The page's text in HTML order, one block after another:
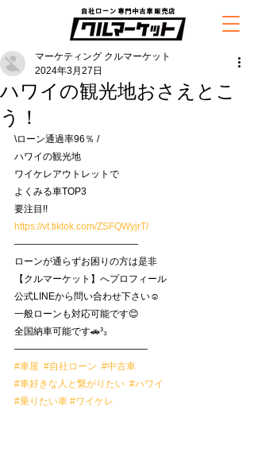
自社ローン専門中古車販売店
ハワイの観光地おさえとこ
う！
マーケティング クルマーケット
2024年3月27日
\ローン通過率96％ /
ハワイの観光地
ワイケレアウトレットで
よくみる車TOP3
要注目!!
https://vt.tiktok.com/ZSFQWyjrT/
—————————————
ローンが通らずお困りの方は是非
【クルマーケット】へプロフィール
公式LINEから問い合わせ下さい☺️
一般ローンも対応可能です😊
全国納車可能です🚗³₃
——————————————
#車屋 #自社ローン #中古車
#車好きな人と繋がりたい #ハワイ
#乗りたい車 #ワイケレ